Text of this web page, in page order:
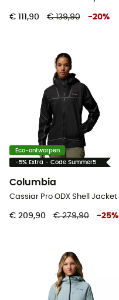
€ 111,90 € 139,90 -20%
Eco-ontworpen
-5% Extra - Code Summer5
Columbia
€ 209,90 € 279,90 -25%